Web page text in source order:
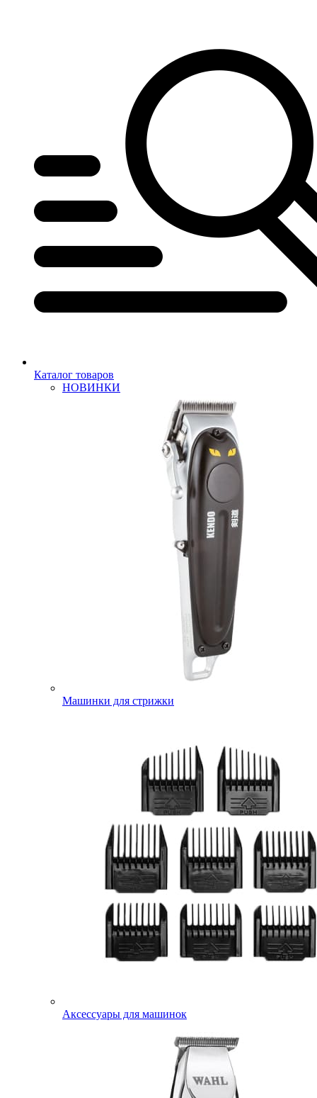
Каталог товаров
НОВИНКИ
Машинки для стрижки
Аксессуары для машинок